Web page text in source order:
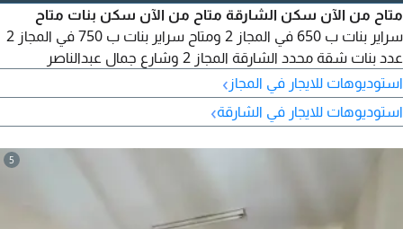
متاح من الآن سكن الشارقة متاح من الآن سكن بنات متاح
سراير بنات ب 650 في المجاز 2 ومتاح سراير بنات ب 750 في المجاز 2
عدد بنات شقة محدد الشارقة المجاز 2 وشارع جمال عبدالناصر
استوديوهات للايجار في المجاز ›
استوديوهات للايجار في الشارقة›
5